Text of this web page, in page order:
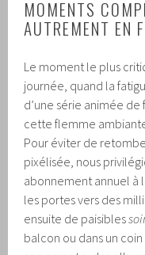
MOMENTS
AUTREMENT EN
Le moment le plus
journée, quand la
d’une série animée
cette flemme
Pour éviter de
pixélisée, nous
abonnement annuel à
les portes vers des
ensuite de paisibles
balcon ou dans un